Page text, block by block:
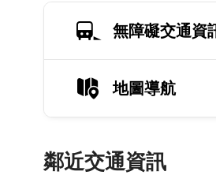
無障礙交通資
地圖導航
鄰近交通資訊